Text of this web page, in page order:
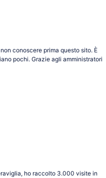
conoscere prima questo sito. È
pochi. Grazie agli amministratori
ho raccolto 3.000 visite in